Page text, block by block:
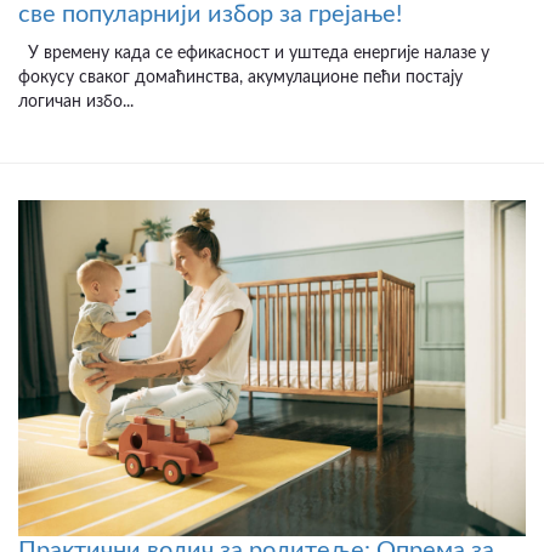
све популарнији избор за грејање!
У времену када се ефикасност и уштеда енергије налазе у
фокусу сваког домаћинства, акумулационе пећи постају
логичан избо...